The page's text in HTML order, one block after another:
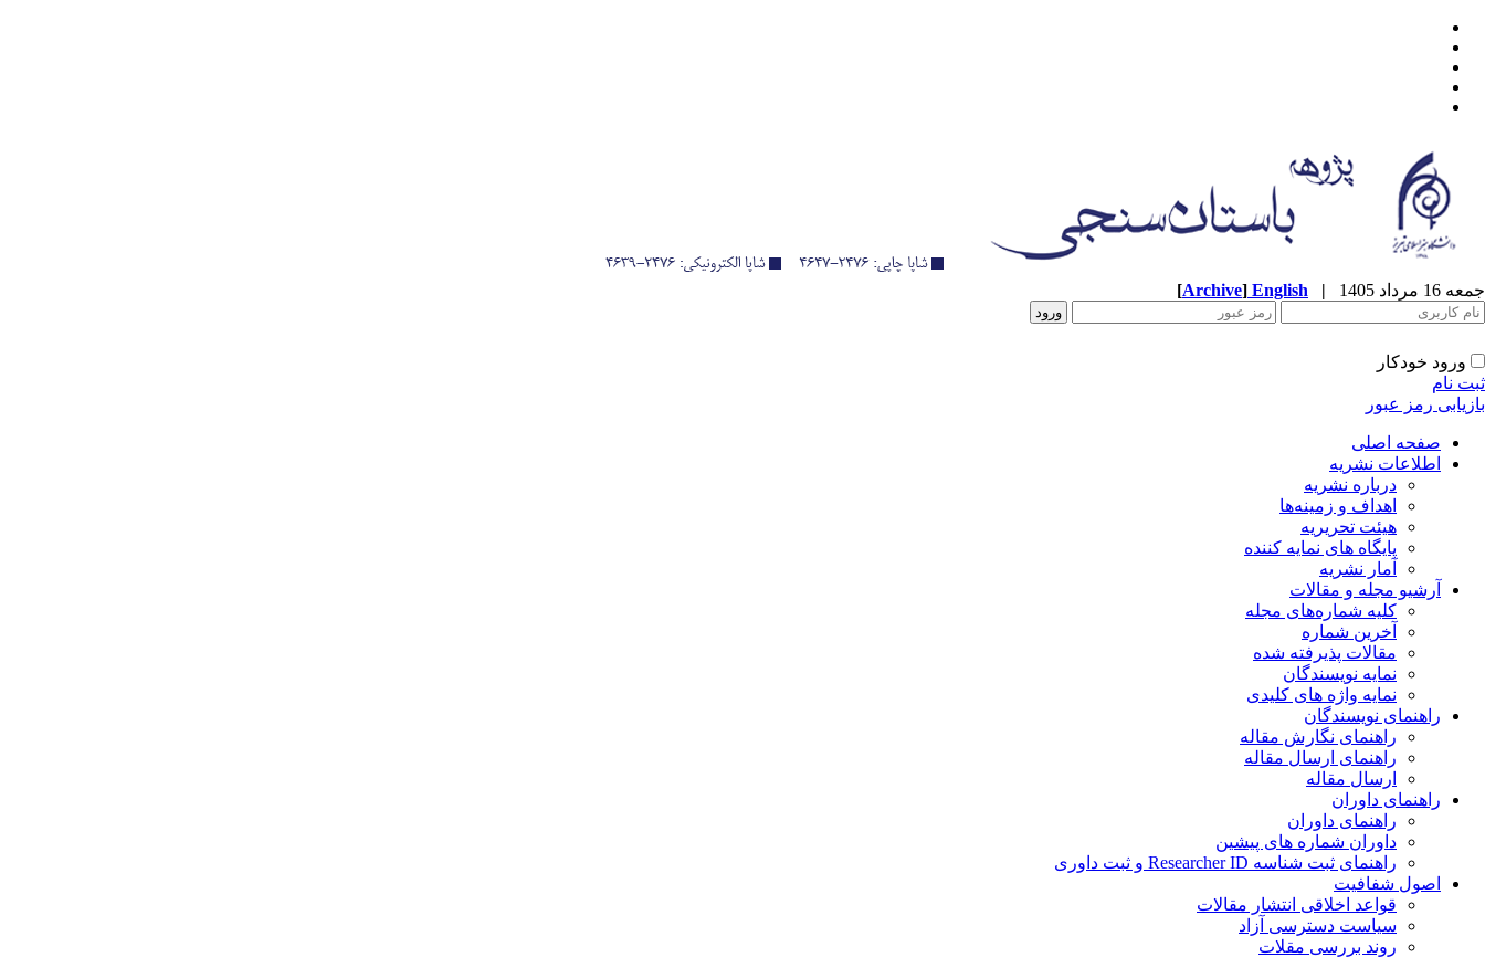
جمعه 16 مرداد 1405 |
English
[Archive]
ورود خودکار
ثبت نام
بازیابی رمز عبور
صفحه اصلی
اطلاعات نشریه
درباره نشریه
اهداف و زمینه‌ها
هیئت تحریریه
پایگاه های نمایه کننده
آمار نشریه
آرشیو مجله و مقالات
کلیه شماره‌های مجله
آخرین شماره
مقالات پذیرفته شده
نمایه نویسندگان
نمایه واژه های کلیدی
راهنمای نویسندگان
راهنمای نگارش مقاله
راهنمای ارسال مقاله
ارسال مقاله
راهنمای داوران
راهنمای داوران
داوران شماره های پیشین
راهنمای ثبت شناسه Researcher ID و ثبت داوری
اصول شفافیت
قواعد اخلاقی انتشار مقالات
سیاست دسترسی آزاد
روند بررسی مقلات